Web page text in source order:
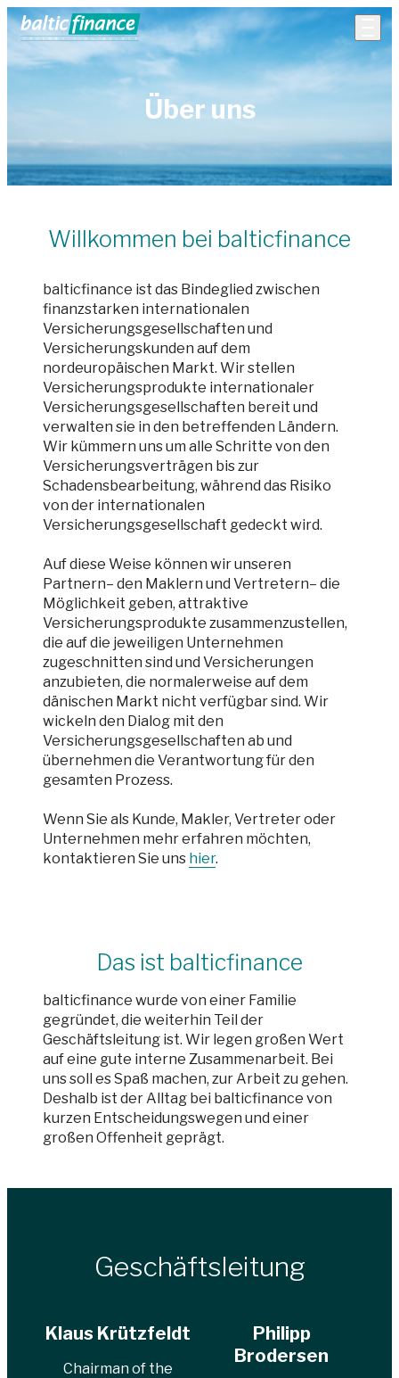
Über uns
Willkommen bei balticfinance
balticfinance ist das Bindeglied zwischen
finanzstarken internationalen
Versicherungsgesellschaften und
Versicherungskunden auf dem
nordeuropäischen Markt. Wir stellen
Versicherungsprodukte internationaler
Versicherungsgesellschaften bereit und
verwalten sie in den betreffenden Ländern.
Wir kümmern uns um alle Schritte von den
Versicherungsverträgen bis zur
Schadensbearbeitung, während das Risiko
von der internationalen
Versicherungsgesellschaft gedeckt wird.
Auf diese Weise können wir unseren
Partnern– den Maklern und Vertretern– die
Möglichkeit geben, attraktive
Versicherungsprodukte zusammenzustellen,
die auf die jeweiligen Unternehmen
zugeschnitten sind und Versicherungen
anzubieten, die normalerweise auf dem
dänischen Markt nicht verfügbar sind. Wir
wickeln den Dialog mit den
Versicherungsgesellschaften ab und
übernehmen die Verantwortung für den
gesamten Prozess.
Wenn Sie als Kunde, Makler, Vertreter oder
Unternehmen mehr erfahren möchten,
kontaktieren Sie uns hier.
Das ist balticfinance
balticfinance wurde von einer Familie
gegründet, die weiterhin Teil der
Geschäftsleitung ist. Wir legen großen Wert
auf eine gute interne Zusammenarbeit. Bei
uns soll es Spaß machen, zur Arbeit zu gehen.
Deshalb ist der Alltag bei balticfinance von
kurzen Entscheidungswegen und einer
großen Offenheit geprägt.
Geschäftsleitung
Klaus Krützfeldt
Chairman of the
Philipp
Brodersen